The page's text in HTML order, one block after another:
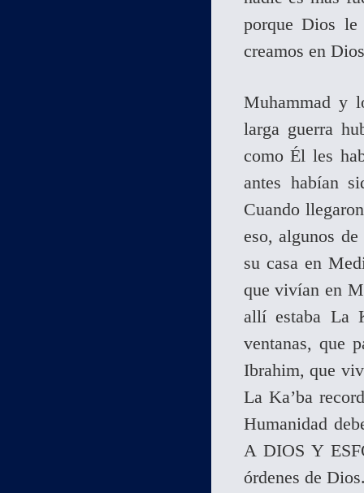
porque Dios le
creamos en
Muhammad y
larga guerra
como Él les
antes habían
Cuando
eso, algunos
su casa en
que vivían en
allí estaba La
ventanas, que
Ibrahim, que
La Ka’ba
Humanidad
A DIOS Y
órdenes de